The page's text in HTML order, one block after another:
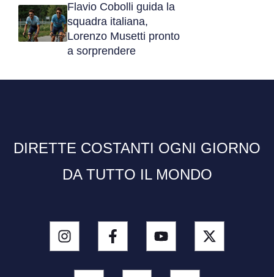
Flavio Cobolli guida la
squadra italiana,
Lorenzo Musetti pronto
a sorprendere
DIRETTE COSTANTI OGNI GIORNO
DA TUTTO IL MONDO